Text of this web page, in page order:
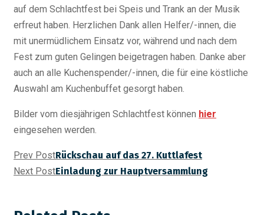
auf dem Schlachtfest bei Speis und Trank an der Musik
erfreut haben. Herzlichen Dank allen Helfer/-innen, die
mit unermüdlichem Einsatz vor, während und nach dem
Fest zum guten Gelingen beigetragen haben. Danke aber
auch an alle Kuchenspender/-innen, die für eine köstliche
Auswahl am Kuchenbuffet gesorgt haben.
Bilder vom diesjährigen Schlachtfest können hier
eingesehen werden.
Prev PostRückschau auf das 27. Kuttlafest
Next PostEinladung zur Hauptversammlung